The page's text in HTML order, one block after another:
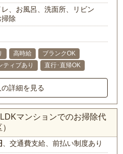
、お風呂、洗面所、リビン
除
高時給
ブランクOK
ティブあり 直行･直帰OK
の詳細を見る
マンションでのお掃除代
、交通費支給、前払い制度あり